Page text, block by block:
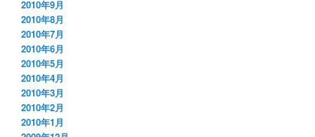
2010年9月
2010年8月
2010年7月
2010年6月
2010年5月
2010年4月
2010年3月
2010年2月
2010年1月